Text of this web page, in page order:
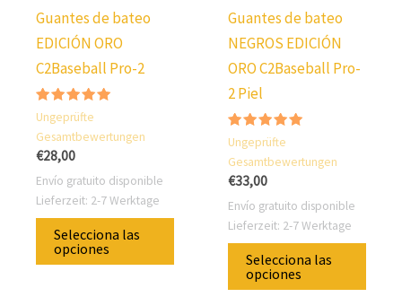
Guantes de bateo
EDICIÓN ORO
C2Baseball Pro-2
Valorado
con
4.80
sobre 5
Ungeprüfte
Gesamtbewertungen
€28,00
Envío gratuito disponible
Lieferzeit: 2-7 Werktage
Selecciona las
opciones
Este
producto
Guantes de bateo
NEGROS EDICIÓN
ORO C2Baseball Pro-
2 Piel
Valorado
con
5.00
sobre 5
Ungeprüfte
Gesamtbewertungen
€33,00
Envío gratuito disponible
Lieferzeit: 2-7 Werktage
Selecciona las
opciones
Este